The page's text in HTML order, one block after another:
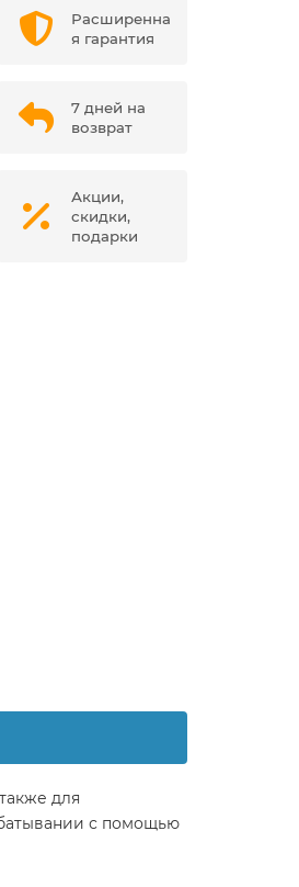
Расширенна
я гарантия
7 дней на
возврат
Акции,
скидки,
подарки
для
с помощью